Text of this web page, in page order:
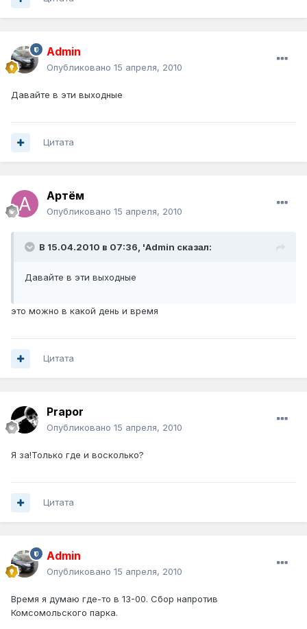
Admin
Опубликовано 15 апреля, 2010
Давайте в эти выходные
Цитата
Артём
Опубликовано 15 апреля, 2010
В 15.04.2010 в 07:36, 'Admin сказал:
Давайте в эти выходные
это можно в какой день и время
Цитата
Prapor
Опубликовано 15 апреля, 2010
Я за!Только где и восколько?
Цитата
Admin
Опубликовано 15 апреля, 2010
Время я думаю где-то в 13-00. Сбор напротив
Комсомольского парка.